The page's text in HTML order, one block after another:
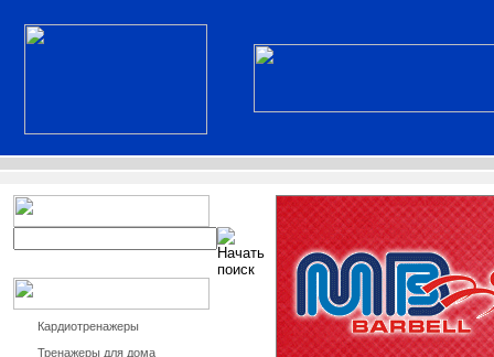
Кардиотренажеры
Тренажеры для дома